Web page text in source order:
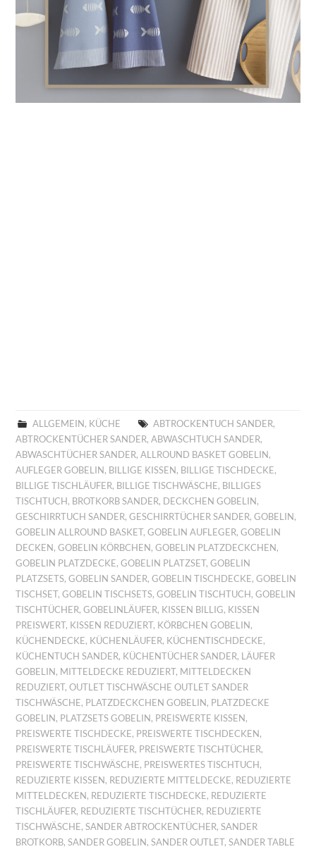
ALLGEMEIN , KÜCHE ABTROCKENTUCH SANDER,
ABTROCKENTÜCHER SANDER,ABWASCHTUCH SANDER,
ABWASCHTÜCHER SANDER,ALLROUND BASKET GOBELIN ,
AUFLEGER GOBELIN , BILLIGE KISSEN , BILLIGE TISCHDECKE,
BILLIGE TISCHLÄUFER, BILLIGE TISCHWÄSCHE, BILLIGES
TISCHTUCH , BROTKORB SANDER, DECKCHEN GOBELIN ,
GESCHIRRTUCH SANDER,GESCHIRRTÜCHER SANDER,GOBELIN ,
GOBELIN ALLROUND BASKET,GOBELIN AUFLEGER,GOBELIN
DECKEN ,GOBELIN KÖRBCHEN ,GOBELIN PLATZDECKCHEN ,
GOBELIN PLATZDECKE,GOBELIN PLATZSET,GOBELIN
PLATZSETS,GOBELIN SANDER,GOBELIN TISCHDECKE,GOBELIN
TISCHSET,GOBELIN TISCHSETS,GOBELIN TISCHTUCH ,GOBELIN
TISCHTÜCHER,GOBELINLÄUFER, KISSEN BILLIG, KISSEN
PREISWERT, KISSEN REDUZIERT, KÖRBCHEN GOBELIN ,
KÜCHENDECKE, KÜCHENLÄUFER, KÜCHENTISCHDECKE,
KÜCHENTUCH SANDER, KÜCHENTÜCHER SANDER, LÄUFER
GOBELIN , MITTELDECKE REDUZIERT, MITTELDECKEN
REDUZIERT,OUTLET TISCHWÄSCHE OUTLET SANDER
TISCHWÄSCHE, PLATZDECKCHEN GOBELIN , PLATZDECKE
GOBELIN , PLATZSETS GOBELIN , PREISWERTE KISSEN ,
PREISWERTE TISCHDECKE, PREISWERTE TISCHDECKEN ,
PREISWERTE TISCHLÄUFER, PREISWERTE TISCHTÜCHER,
PREISWERTE TISCHWÄSCHE, PREISWERTES TISCHTUCH ,
REDUZIERTE KISSEN , REDUZIERTE MITTELDECKE, REDUZIERTE
MITTELDECKEN , REDUZIERTE TISCHDECKE, REDUZIERTE
TISCHLÄUFER, REDUZIERTE TISCHTÜCHER, REDUZIERTE
TISCHWÄSCHE,SANDER ABTROCKENTÜCHER,SANDER
BROTKORB,SANDER GOBELIN ,SANDER OUTLET,SANDER TABLE